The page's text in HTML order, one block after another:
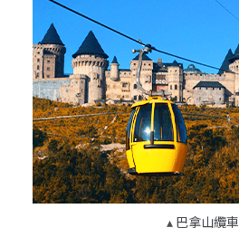
巴拿山纜車